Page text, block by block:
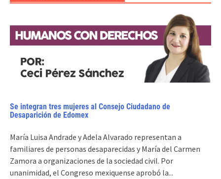
Se integran tres mujeres al Consejo Ciudadano de
Desaparición de Edomex
María Luisa Andrade y Adela Alvarado representan a
familiares de personas desaparecidas y María del Carmen
Zamora a organizaciones de la sociedad civil. Por
unanimidad, el Congreso mexiquense aprobó la...